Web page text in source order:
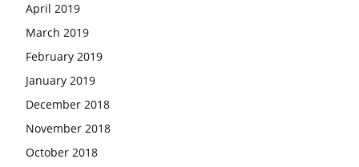
April 2019
March 2019
February 2019
January 2019
December 2018
November 2018
October 2018